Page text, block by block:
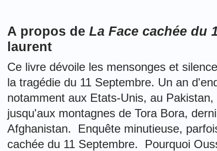
A propos de La Face cachée du
laurent
Ce livre dévoile les mensonges et
la tragédie du 11 Septembre. Un an
notamment aux Etats-Unis, au
jusqu'aux montagnes de Tora Bora,
Afghanistan. Enquête minutieuse,
cachée du 11 Septembre. Pourquoi